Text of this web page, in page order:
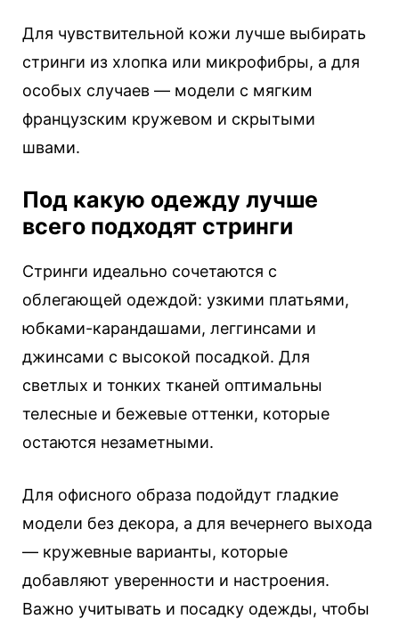
Для чувствительной кожи лучше выбирать
стринги из хлопка или микрофибры, а для
особых случаев — модели с мягким
французским кружевом и скрытыми
швами.
Под какую одежду лучше
всего подходят стринги
Стринги идеально сочетаются с
облегающей одеждой: узкими платьями,
юбками-карандашами, леггинсами и
джинсами с высокой посадкой. Для
светлых и тонких тканей оптимальны
телесные и бежевые оттенки, которые
остаются незаметными.
Для офисного образа подойдут гладкие
модели без декора, а для вечернего выхода
— кружевные варианты, которые
добавляют уверенности и настроения.
Важно учитывать и посадку одежды, чтобы